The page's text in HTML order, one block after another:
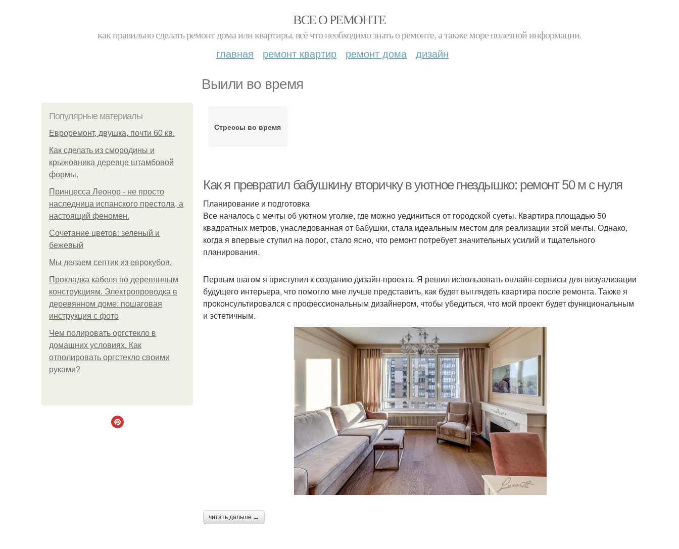
ВСЕ О РЕМОНТЕ
как правильно сделать ремонт дома или квартиры. всё что необходимо знать о ремонте, а также море полезной информации.
главная ремонт квартир ремонт дома дизайн
Выили во время
Популярные материалы
Евроремонт, двушка, почти 60 кв.
Как сделать из смородины и
крыжовника деревце штамбовой
формы.
Принцесса Леонор - не просто
наследница испанского престола, а
настоящий феномен.
Сочетание цветов: зеленый и
бежевый
Мы делаем септик из еврокубов.
Прокладка кабеля по деревянным
конструкциям. Электропроводка в
деревянном доме: пошаговая
инструкция с фото
Чем полировать оргстекло в
домашних условиях. Как
отполировать оргстекло своими
руками?
Стрессы во время
Как я превратил бабушкину вторичку в уютное гнездышко: ремонт 50 м с нуля
Планирование и подготовка
Все началось с мечты об уютном уголке, где можно уединиться от городской суеты. Квартира площадью 50
квадратных метров, унаследованная от бабушки, стала идеальным местом для реализации этой мечты. Однако,
когда я впервые ступил на порог, стало ясно, что ремонт потребует значительных усилий и тщательного
планирования.
Первым шагом я приступил к созданию дизайн-проекта. Я решил использовать онлайн-сервисы для визуализации
будущего интерьера, что помогло мне лучше представить, как будет выглядеть квартира после ремонта. Также я
проконсультировался с профессиональным дизайнером, чтобы убедиться, что мой проект будет функциональным
и эстетичным.
читать дальше →